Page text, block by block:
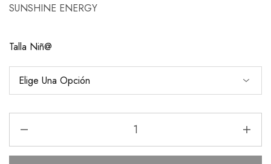
SUNSHINE ENERGY
Talla Niñ@